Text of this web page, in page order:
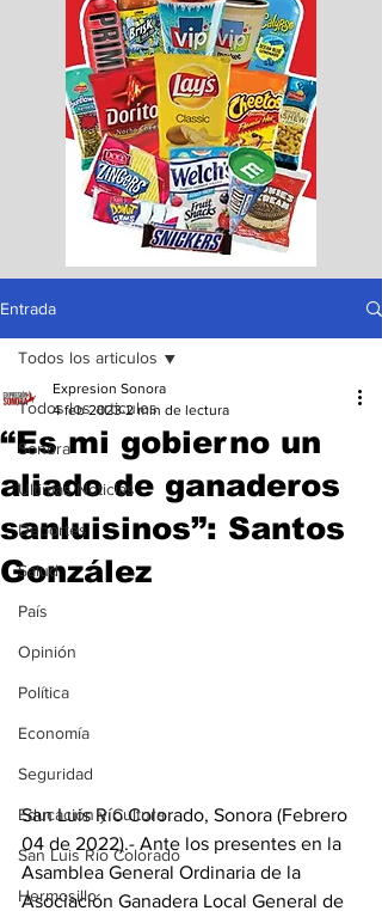
Entrada
Todos los articulos
Sonora
Ultimas Noticias
Deportes
Salud
País
Opinión
Política
Economía
Seguridad
Educación y Cultura
San Luis Río Colorado
Hermosillo
Todos los articulos
“Es mi gobierno un
aliado de ganaderos
sanluisinos”: Santos
González
Expresion Sonora
4 feb 2023 2 min de lectura
San Luis Río Colorado, Sonora (Febrero
04 de 2022).- Ante los presentes en la
Asamblea General Ordinaria de la
Asociación Ganadera Local General de